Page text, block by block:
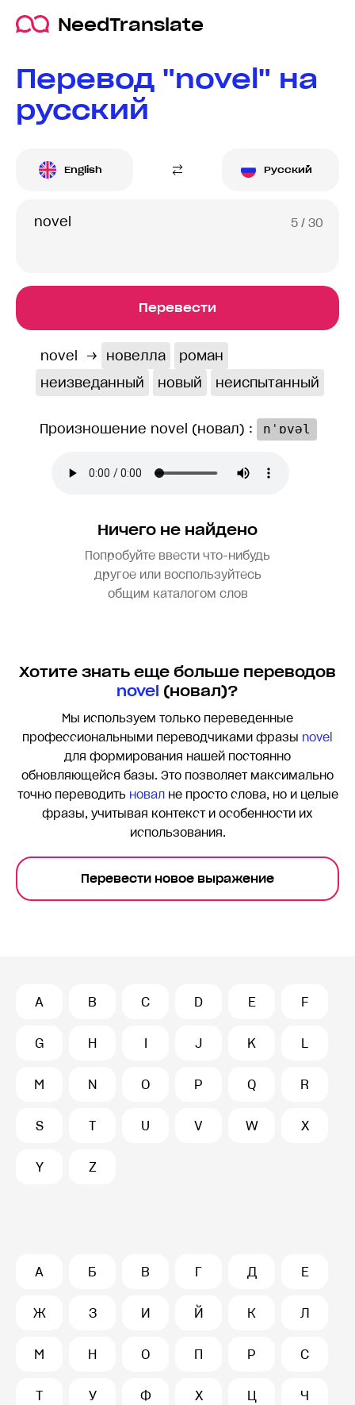
NeedTranslate
Перевод "novel" на
русский
English Русский
5 / 30
Перевести
novel → новелла
роман
неизведанный
новый неиспытанный
Произношение novel (новал) : nˈɒvəl
Ничего не найдено
Попробуйте ввести что-нибудь
другое или воспользуйтесь
общим каталогом слов
Хотите знать еще больше переводов
novel (новал)?
Мы используем только переведенные
профессиональными переводчиками фразы novel
для формирования нашей постоянно
обновляющейся базы. Это позволяет максимально
точно переводить новалне просто слова, но и целые
фразы, учитывая контекст и особенности их
использования.
Перевести новое выражение
A B C D E F
G H I J K L
M N O P Q R
S T U V W X
Y Z
А Б В Г Д Е
Ж З И Й К Л
М Н О П Р С
Т У Ф Х Ц Ч